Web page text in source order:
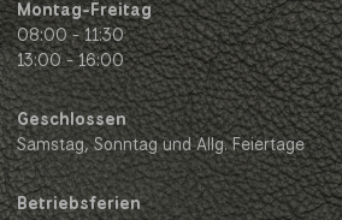
Montag-Freitag
08:00 - 11:30
13:00 - 16:00
Geschlossen
Samstag, Sonntag und Allg. Feiertage
Betriebsferien